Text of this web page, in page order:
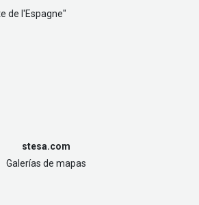
de l'Espagne"
stesa.com
Galerías de mapas